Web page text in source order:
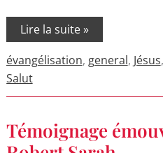
Lire la suite »
évangélisation, general, Jésus,
Salut
Témoignage
Témoignage
émouvant
du